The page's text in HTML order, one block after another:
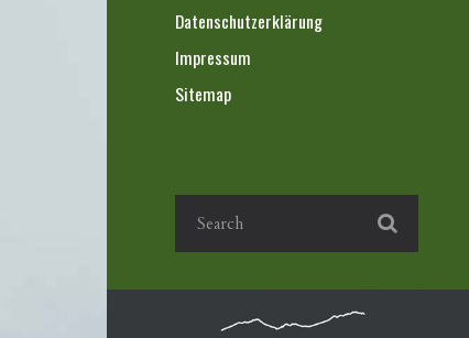
Datenschutzerklärung
Impressum
Sitemap